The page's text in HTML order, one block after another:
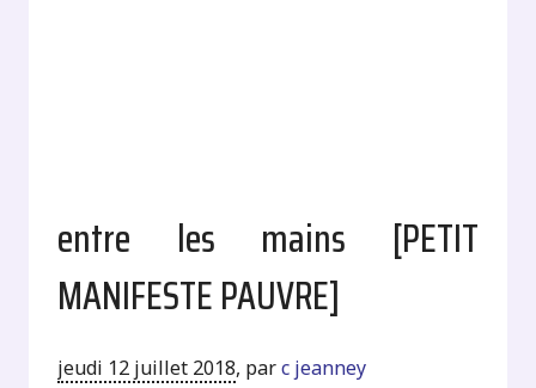
entre les mains [PETIT
MANIFESTE PAUVRE]
jeudi 12 juillet 2018, parc jeanney